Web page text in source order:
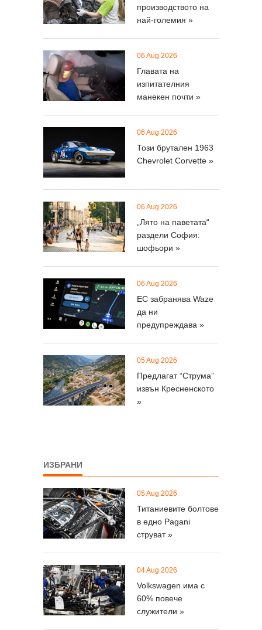
производството на
най-големия »
06 Aug 2026
Главата на
изпитателния
манекен почти »
06 Aug 2026
Този брутален 1963
Chevrolet Corvette »
06 Aug 2026
„Лято на паветата“
раздели София:
шофьори »
06 Aug 2026
ЕС забранява Waze
да ни
предупреждава »
05 Aug 2026
Предлагат “Струма”
извън Кресненското
»
ИЗБРАНИ
05 Aug 2026
Титаниевите болтове
в едно Pagani
струват »
04 Aug 2026
Volkswagen има с
60% повече
служители »